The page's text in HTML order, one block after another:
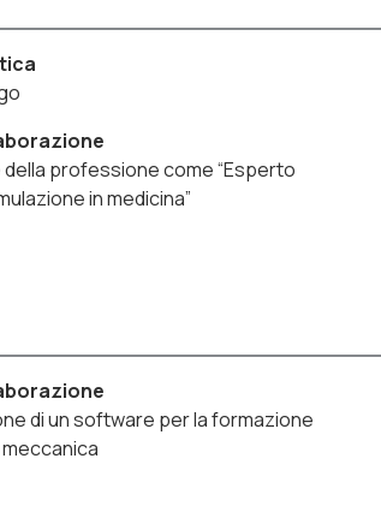
professione come “Esperto
in medicina”
di un software per la formazione